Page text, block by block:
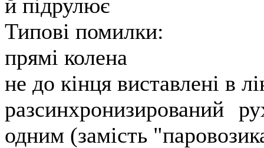
й підрулює
Типові помилки:
прямі колена
не до кінця виставлені в
разсинхронизирований
одним (замість